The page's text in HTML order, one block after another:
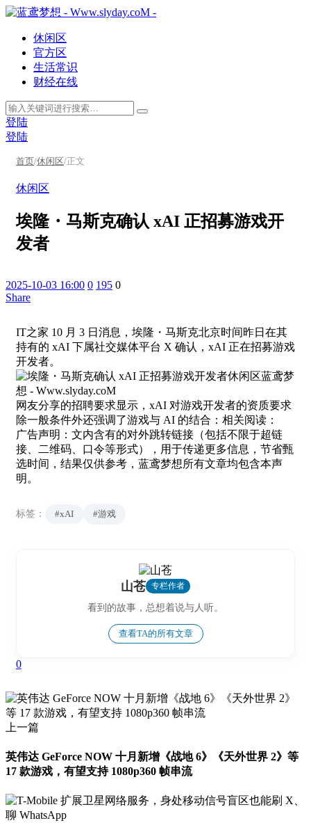
休闲区
官方区
生活常识
财经在线
登陆
登陆
首页/休闲区/正文
休闲区
埃隆・马斯克确认 xAI 正招募游戏开
发者
2025-10-03 16:00 0 195 0
Share
IT之家 10 月 3 日消息，埃隆・马斯克北京时间昨日在其
持有的 xAI 下属社交媒体平台 X 确认，xAI 正在招募游戏
开发者。
网友分享的招聘要求显示，xAI 对游戏开发者的资质要求
除一般条件外还强调了游戏与 AI 的结合：相关阅读：
广告声明：文内含有的对外跳转链接（包括不限于超链
接、二维码、口令等形式），用于传递更多信息，节省甄
选时间，结果仅供参考，蓝鸢梦想所有文章均包含本声
明。
标签： #xAI #游戏
山苍 专栏作者
看到的故事，总想着说与人听。
查看TA的所有文章
0
上一篇
英伟达 GeForce NOW 十月新增《战地 6》《天外世界 2》等
17 款游戏，有望支持 1080p360 帧串流